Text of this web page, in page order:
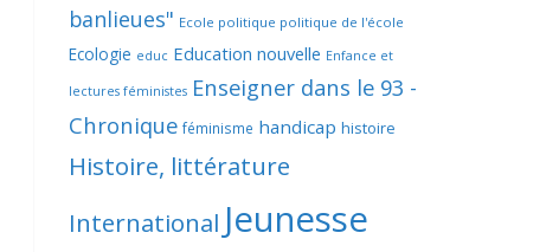
banlieues" Ecole politique politique de l'école
Ecologie educ Education nouvelle Enfance et
lectures féministes Enseigner dans le 93 -
Chronique féminisme handicap histoire
Histoire, littérature
International Jeunesse